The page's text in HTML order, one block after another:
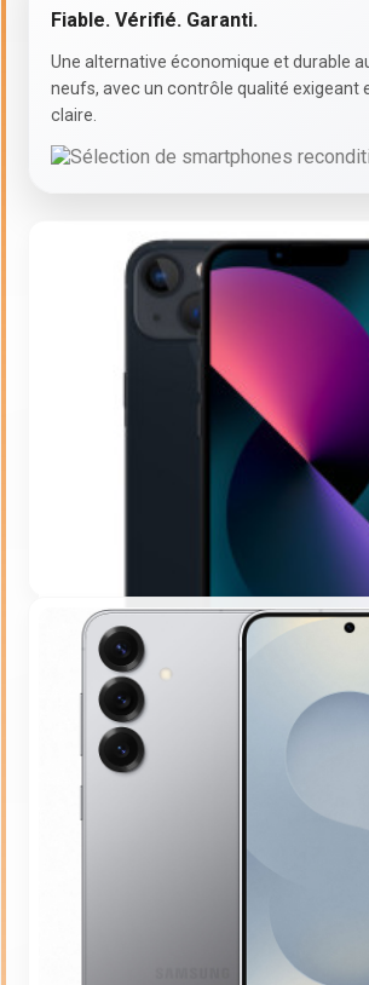
Fiable. Vérifié. Garanti.
Une alternative économique et durable
neufs, avec un contrôle qualité exigeant
claire.
iPhone 11 à 14
Reconditionné France, plusieurs